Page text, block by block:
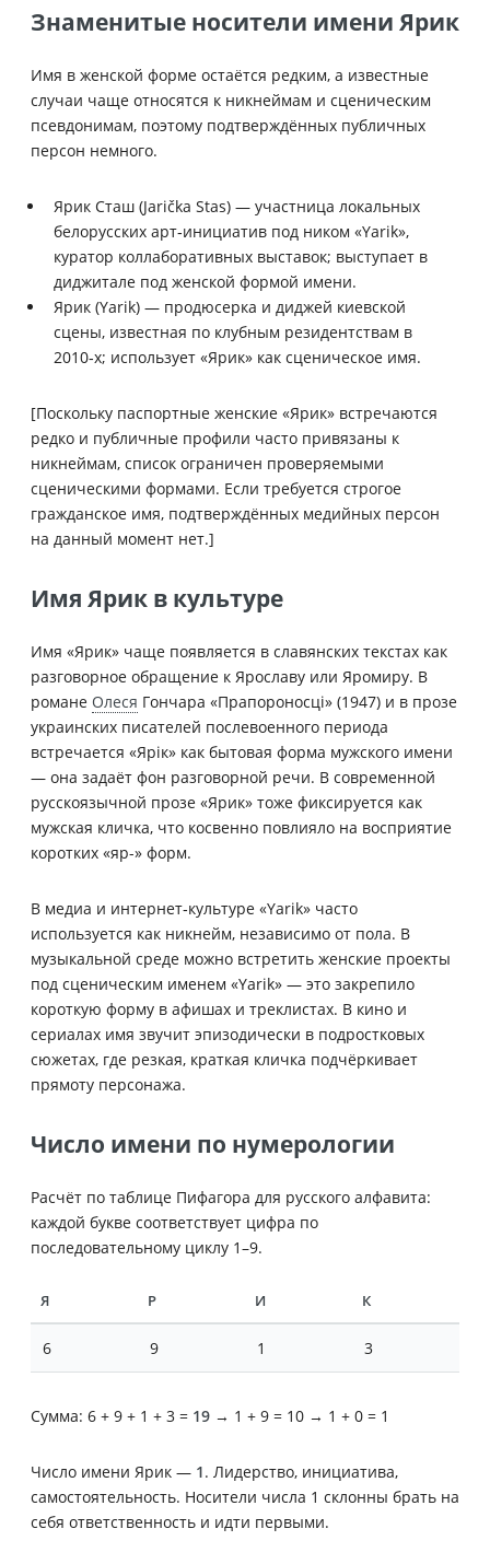
Знаменитые носители имени Ярик
Имя в женской форме остаётся редким, а известные
случаи чаще относятся к никнеймам и сценическим
псевдонимам, поэтому подтверждённых публичных
персон немного.
Ярик Сташ (Jarička Stas) — участница локальных
белорусских арт‑инициатив под ником «Yarik»,
куратор коллаборативных выставок; выступает в
диджитале под женской формой имени.
Ярик (Yarik) — продюсерка и диджей киевской
сцены, известная по клубным резидентствам в
2010‑х; использует «Ярик» как сценическое имя.
[Поскольку паспортные женские «Ярик» встречаются
редко и публичные профили часто привязаны к
никнеймам, список ограничен проверяемыми
сценическими формами. Если требуется строгое
гражданское имя, подтверждённых медийных персон
на данный момент нет.]
Имя Ярик в культуре
Имя «Ярик» чаще появляется в славянских текстах как
разговорное обращение к Ярославу или Яромиру. В
романе Олеся Гончара «Прапороносці» (1947) и в прозе
украинских писателей послевоенного периода
встречается «Ярік» как бытовая форма мужского имени
— она задаёт фон разговорной речи. В современной
русскоязычной прозе «Ярик» тоже фиксируется как
мужская кличка, что косвенно повлияло на восприятие
коротких «яр-» форм.
В медиа и интернет‑культуре «Yarik» часто
используется как никнейм, независимо от пола. В
музыкальной среде можно встретить женские проекты
под сценическим именем «Yarik» — это закрепило
короткую форму в афишах и треклистах. В кино и
сериалах имя звучит эпизодически в подростковых
сюжетах, где резкая, краткая кличка подчёркивает
прямоту персонажа.
Число имени по нумерологии
Расчёт по таблице Пифагора для русского алфавита:
каждой букве соответствует цифра по
последовательному циклу 1–9.
Я Р И К
6 9 1 3
Сумма: 6 + 9 + 1 + 3 = 19 → 1 + 9 = 10 → 1 + 0 = 1
Число имени Ярик — 1. Лидерство, инициатива,
самостоятельность. Носители числа 1 склонны брать на
себя ответственность и идти первыми.